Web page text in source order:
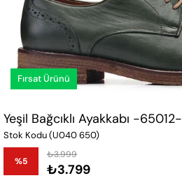
Fırsat Ürünü
Yeşil Bağcıklı Ayakkabı -65012-
Stok Kodu(U040 650)
%5
İndirim
₺3.999
₺3.799